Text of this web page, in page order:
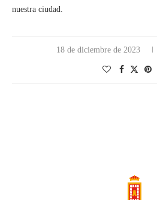
nuestra ciudad.
18 de diciembre de 2023